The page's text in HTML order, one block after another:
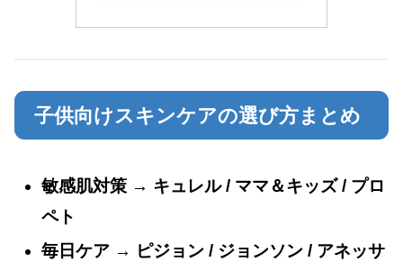
子供向けスキンケアの選び方まとめ
敏感肌対策 → キュレル / ママ＆キッズ / プロ
ペト
毎日ケア → ピジョン / ジョンソン / アネッサ